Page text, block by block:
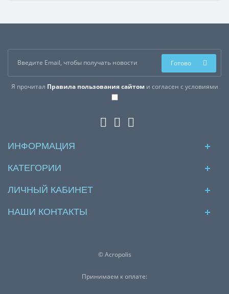
Я прочитал Правила пользования сайтоми согласен с условиями
Готово
ИНФОРМАЦИЯ
КАТЕГОРИИ
ЛИЧНЫЙ КАБИНЕТ
НАШИ КОНТАКТЫ
© Acropolis
Принимаем к оплате: